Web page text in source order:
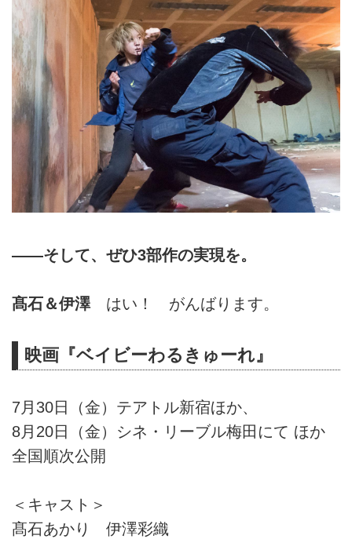
――そして、ぜひ3部作の実現を。
髙石＆伊澤はい！ がんばります。
映画『ベイビーわるきゅーれ』
7月30日（金）テアトル新宿ほか、
8月20日（金）シネ・リーブル梅田にて ほか
全国順次公開
＜キャスト＞
髙石あかり 伊澤彩織